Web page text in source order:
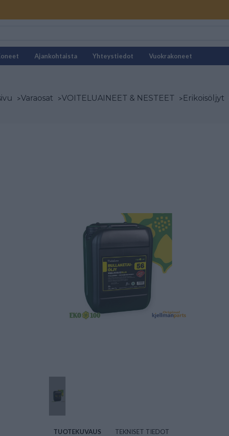
Ajankohtaista Yhteystiedot Vuokrakoneet
>Varaosat >VOITELUAINEET & NESTEET >Erikoisöljyt
TUOTEKUVAUS TEKNISET TIEDOT